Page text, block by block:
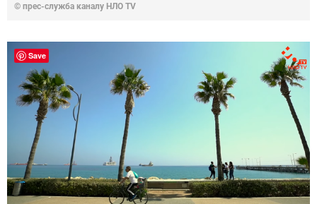
© прес-служба каналу НЛО TV
Save